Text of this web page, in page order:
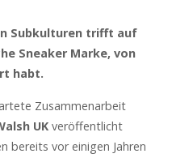
Subkulturen trifft auf
Sneaker Marke, von
habt.
Zusammenarbeit
UK veröffentlicht
bereits vor einigen Jahren